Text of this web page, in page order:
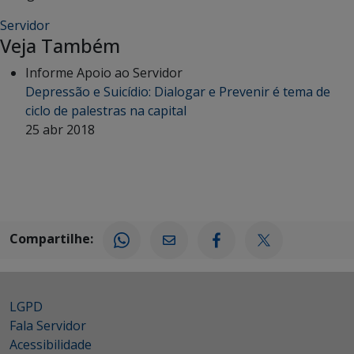
Servidor
Veja Também
Informe Apoio ao Servidor
Depressão e Suicídio: Dialogar e Prevenir é tema de
ciclo de palestras na capital
25 abr 2018
Compartilhe:
LGPD
Fala Servidor
Acessibilidade